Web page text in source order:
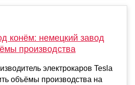
конём: немецкий завод
производства
электрокаров Tesla
объёмы производства на